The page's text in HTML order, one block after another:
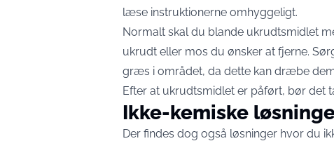
læse instruktionerne omhyggeligt.
Normalt skal du blande ukrudtsmidlet
ukrudt eller mos du ønsker at fjerne.
græs i området, da dette kan dræbe
Efter at ukrudtsmidlet er påført, bør det
Ikke-kemiske
Der findes dog også løsninger hvor du